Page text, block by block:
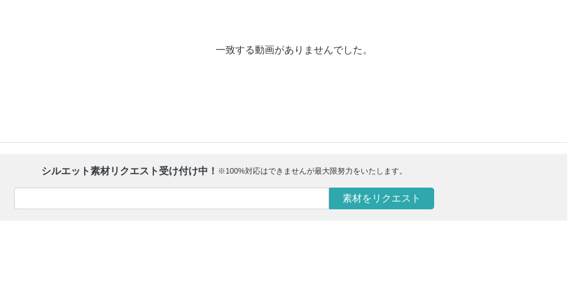
一致する動画がありませんでした。
シルエット素材リクエスト受け付け中！ ※100%対応はできませんが最大限努力をいたします。
素材をリクエスト